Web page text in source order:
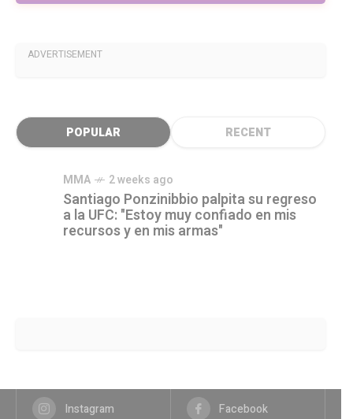
ADVERTISEMENT
POPULAR RECENT
MMA 2 weeks ago
Santiago Ponzinibbio palpita su regreso
a la UFC: "Estoy muy confiado en mis
recursos y en mis armas"
Instagram Facebook